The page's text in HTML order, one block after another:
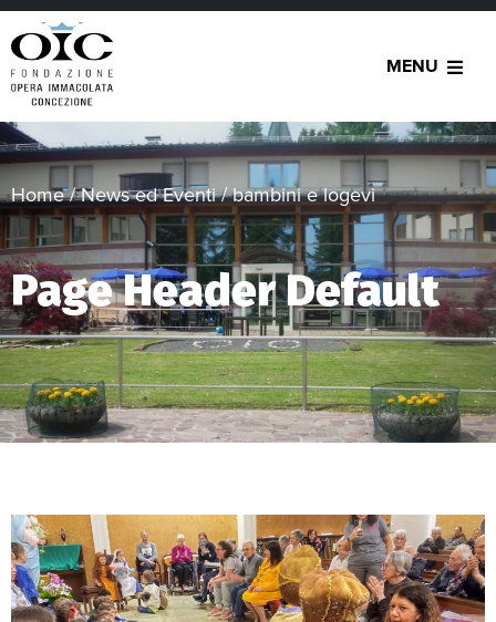
MENU
Home/News ed Eventi/bambini e logevi
Page Header Default